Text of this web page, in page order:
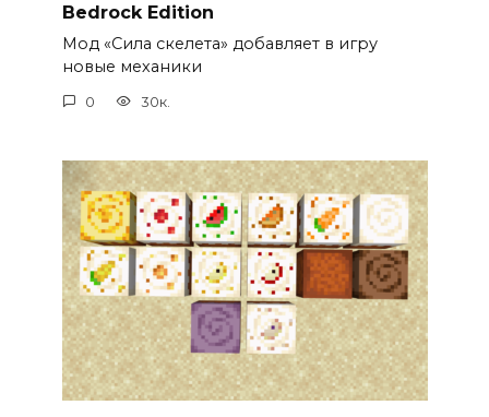
Bedrock Edition
Мод «Сила скелета» добавляет в игру
новые механики
0 30к.